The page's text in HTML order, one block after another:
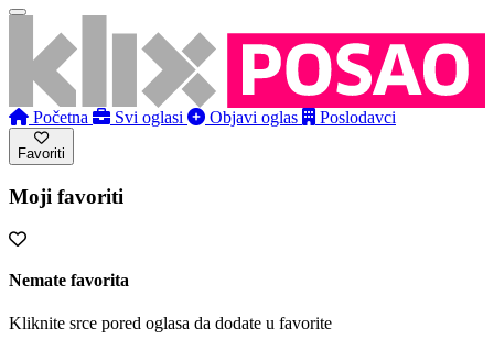
Početna Svi oglasi Objavi oglas Poslodavci
Favoriti
Moji favoriti
Nemate favorita
Kliknite srce pored oglasa da dodate u favorite